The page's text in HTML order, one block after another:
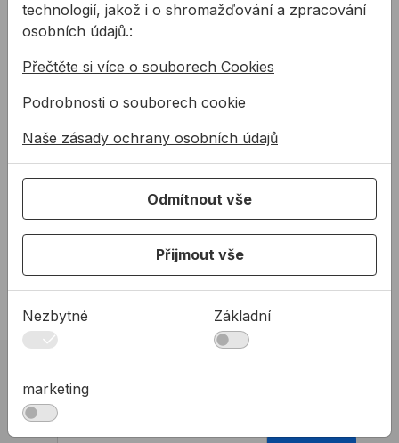
Kdo jsme
Aktuality
Partneři
Reference
AKO NAKUPOVAŤ
Proč nakupovat u nás?
Obchodní podmínky
Zásady ochrany osobních údajů
Zásady používání souborů cookie
Prohlášení o přístupnosti
Získajte prehľad o našich akciách a novinkách
technologií, jakož i o shromažďování a zpracování
osobních údajů.:
Přečtěte si více o souborech Cookies
Podrobnosti o souborech cookie
Naše zásady ochrany osobních údajů
Odmítnout vše
Přijmout vše
Nezbytné Základní
marketing